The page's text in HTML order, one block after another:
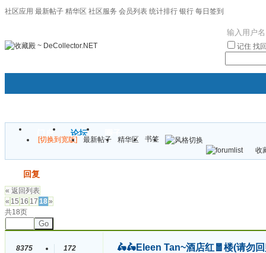
社区应用 最新帖子 精华区 社区服务 会员列表 统计排行 银行 每日签到
记住 找
门户 论坛
[切换到宽版] 最新帖子 精华区
书签
收
回复
« 返回列表
« 15 16 17 18»
共18页
Go
8375
172
🛵🛵Eleen Tan~酒店红🧧楼(请勿